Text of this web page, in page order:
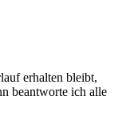
erhalten bleibt,
beantworte ich alle